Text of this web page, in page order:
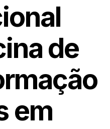
de
em